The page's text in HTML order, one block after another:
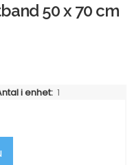
50 x 70 cm
i enhet: 1